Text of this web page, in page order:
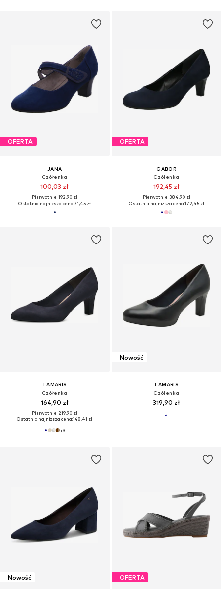
OFERTA
JANA
Czółenka
100,03 zł
Pierwotnie: 192,90 zł
Ostatnia najniższa cena:71,45 zł
OFERTA
GABOR
Czółenka
192,45 zł
Pierwotnie: 384,90 zł
Ostatnia najniższa cena:172,45 zł
TAMARIS
Czółenka
164,90 zł
Pierwotnie: 219,90 zł
Ostatnia najniższa cena:148,41 zł
+3
Nowość
TAMARIS
Czółenka
319,90 zł
Nowość OFERTA